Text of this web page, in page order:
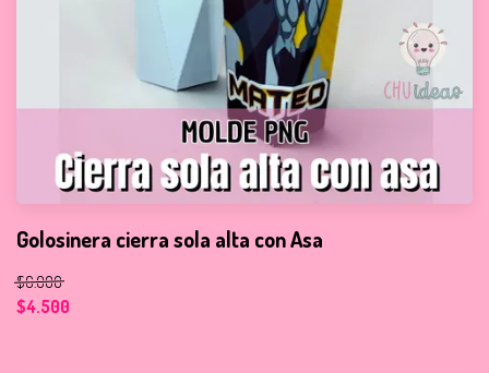
Golosinera cierra sola alta con Asa
$6.000
$4.500